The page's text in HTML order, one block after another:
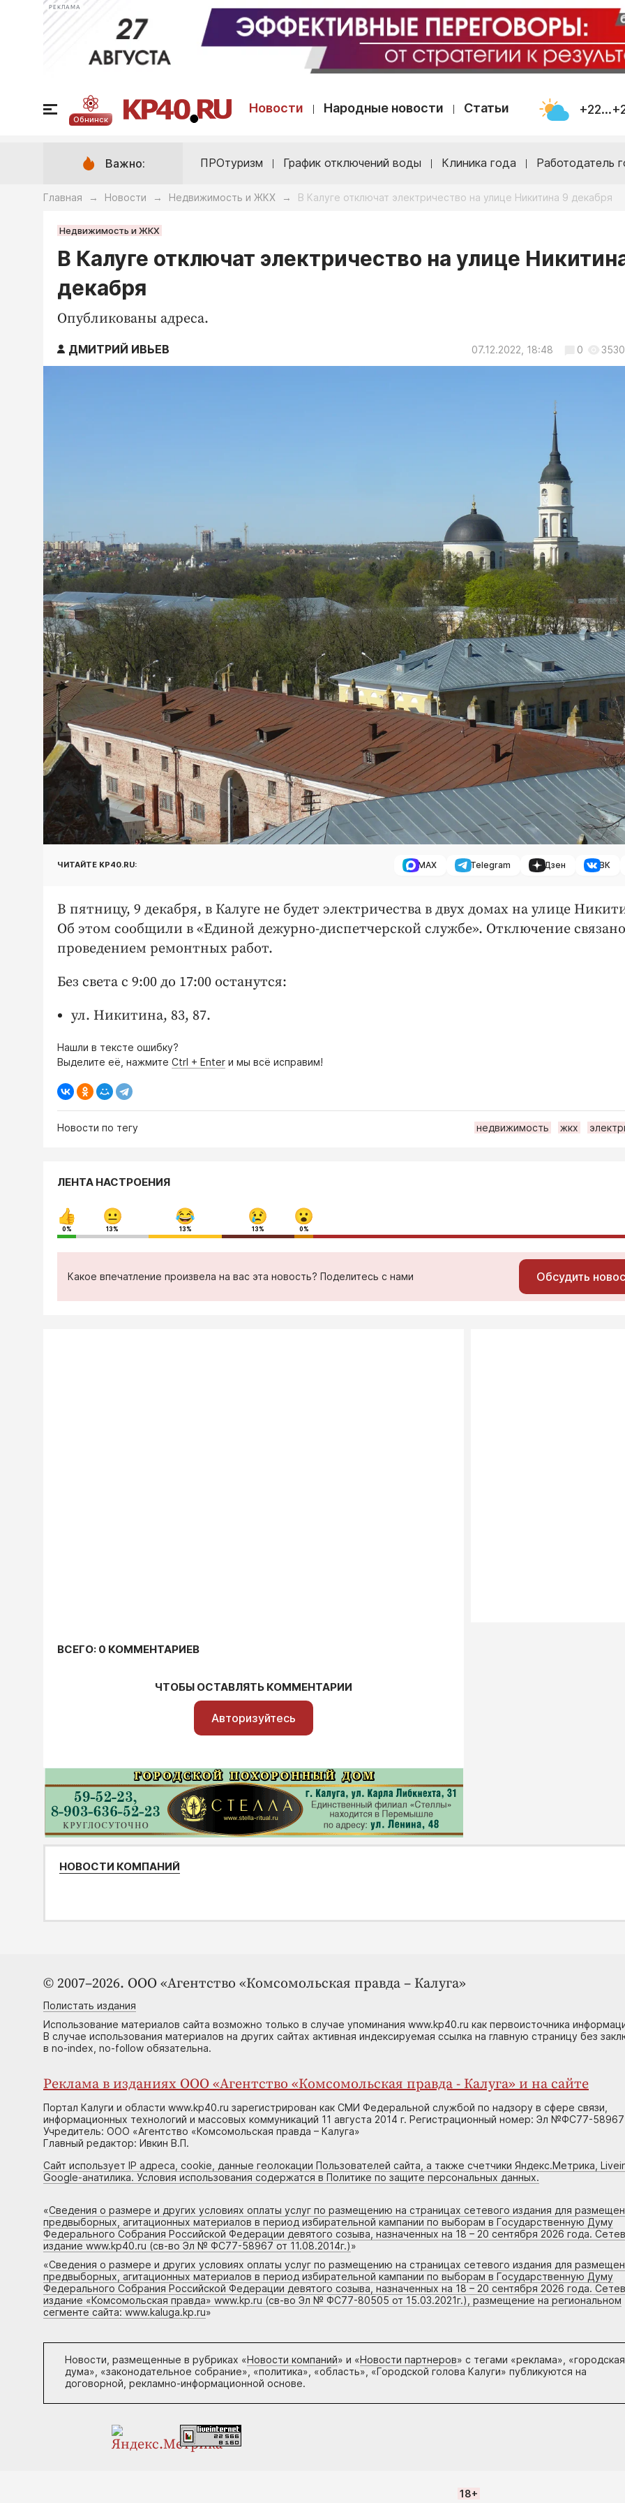
РЕКЛАМА
Обнинск
Новости Народные новости Статьи
Важно: ПРОтуризм График отключений воды Клиника года Работодатель
Главная → Новости → Недвижимость и ЖКХ → В Калуге отключат электричество на улице Никитина 9 декабря
Недвижимость и ЖКХ
В Калуге отключат электричество на улице
декабря
Опубликованы адреса.
ДМИТРИЙ ИВЬЕВ 07.12.2022, 18:48 0 3530
ЧИТАЙТЕ KP40.RU: MAX Telegram Дзен ВК
В пятницу, 9 декабря, в Калуге не будет электричества в двух домах на улице
Об этом сообщили в «Единой дежурно-диспетчерской службе». Отключение
проведением ремонтных работ.
Без света с 9:00 до 17:00 останутся:
ул. Никитина, 83, 87.
Нашли в тексте ошибку?
Выделите её, нажмите Ctrl + Enter и мы всё исправим!
Новости по тегу недвижимость жкх
ЛЕНТА НАСТРОЕНИЯ
0% 13% 13% 13% 0%
Какое впечатление произвела на вас эта новость? Поделитесь с нами Обсудить
ВСЕГО: 0 КОММЕНТАРИЕВ
ЧТОБЫ ОСТАВЛЯТЬ КОММЕНТАРИИ
Авторизуйтесь
НОВОСТИ КОМПАНИЙ
© 2007–2026. ООО «Агентство «Комсомольская правда – Калуга»
Полистать издания
Использование материалов сайта возможно только в случае упоминания www.kp40.ru как первоисточника
В случае использования материалов на других сайтах активная индексируемая ссылка на главную страницу без
в no-index, no-follow обязательна.
Реклама в изданиях ООО «Агентство «Комсомольская правда - Калуга» и на сайте
Портал Калуги и области www.kp40.ru зарегистрирован как СМИ Федеральной службой по надзору в сфере связи,
информационных технологий и массовых коммуникаций 11 августа 2014 г. Регистрационный номер: Эл №ФС77-58967
Учредитель: ООО «Агентство «Комсомольская правда – Калуга»
Главный редактор: Ивкин В.П.
Сайт использует IP адреса, cookie, данные геолокации Пользователей сайта, а также счетчики Яндекс.Метрика,
Google-анатилика. Условия использования содержатся в Политике по защите персональных данных.
«Сведения о размере и других условиях оплаты услуг по размещению на страницах сетевого издания для
предвыборных, агитационных материалов в период избирательной кампании по выборам в Государственную Думу
Федерального Собрания Российской Федерации девятого созыва, назначенных на 18 – 20 сентября 2026 года.
издание www.kp40.ru (св-во Эл № ФС77-58967 от 11.08.2014г.)»
«Сведения о размере и других условиях оплаты услуг по размещению на страницах сетевого издания для
предвыборных, агитационных материалов в период избирательной кампании по выборам в Государственную Думу
Федерального Собрания Российской Федерации девятого созыва, назначенных на 18 – 20 сентября 2026 года.
издание «Комсомольская правда» www.kp.ru (св-во Эл № ФС77-80505 от 15.03.2021г.), размещение на региональном
сегменте сайта: www.kaluga.kp.ru»
Новости, размещенные в рубриках «Новости компаний» и «Новости партнеров» с тегами «реклама», «городская
дума», «законодательное собрание», «политика», «область», «Городской голова Калуги» публикуются на
договорной, рекламно-информационной основе.
18+